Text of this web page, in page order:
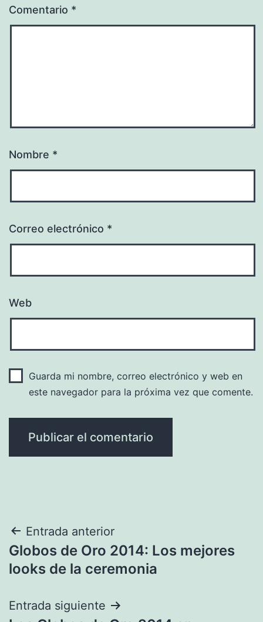
Comentario *
Nombre *
Correo electrónico *
Web
Guarda mi nombre, correo electrónico y web en
este navegador para la próxima vez que comente.
Navegación
de
Entrada anterior
Globos de Oro 2014: Los mejores
looks de la ceremonia
Entrada siguiente